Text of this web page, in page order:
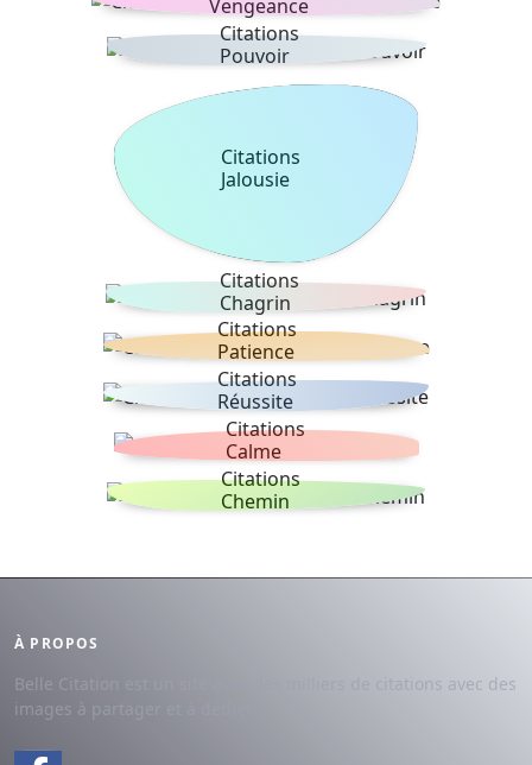
Vengeance
Citations
Pouvoir
Citations
Jalousie
Citations
Chagrin
Citations
Patience
Citations
Réussite
Citations
Calme
Citations
Chemin
À PROPOS
Belle Citation est un site avec des milliers de citations avec des
images à partager et à dédier.